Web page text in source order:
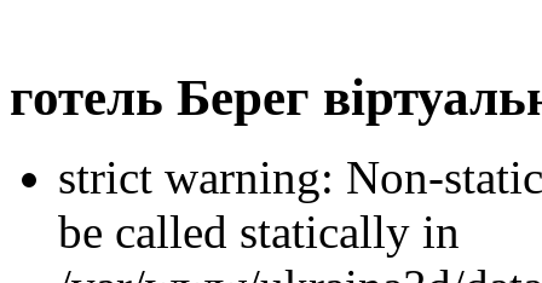
готель Берег
strict warning: Non-
be called statically in